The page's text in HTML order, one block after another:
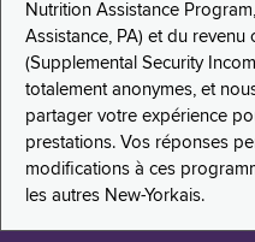
Nutrition Assistance
Assistance, PA) et du
(Supplemental Security
totalement anonymes, et
partager votre expérience
prestations. Vos réponses
modifications à ces
les autres New-Yorkais.